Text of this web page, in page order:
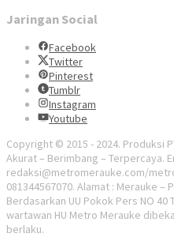
Jaringan Social
Facebook
Twitter
Pinterest
Tumblr
Instagram
Youtube
Copyright © 2015 - 2024. Produksi
Akurat – Berimbang – Terpercaya.
redaksi@metromerauke.com/
081344567070. Alamat : Merauke –
Berdasarkan UU Pokok Pers NO 40
wartawan HU Metro Merauke
berlaku.